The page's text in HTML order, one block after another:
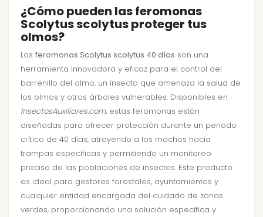
¿Cómo pueden las feromonas
Scolytus scolytus proteger tus
olmos?
Las feromonas Scolytus scolytus 40 días son una
herramienta innovadora y eficaz para el control del
barrenillo del olmo, un insecto que amenaza la salud de
los olmos y otros árboles vulnerables. Disponibles en
InsectosAuxiliares.com, estas feromonas están
diseñadas para ofrecer protección durante un periodo
crítico de 40 días, atrayendo a los machos hacia
trampas específicas y permitiendo un monitoreo
preciso de las poblaciones de insectos. Este producto
es ideal para gestores forestales, ayuntamientos y
cualquier entidad encargada del cuidado de zonas
verdes, proporcionando una solución específica y